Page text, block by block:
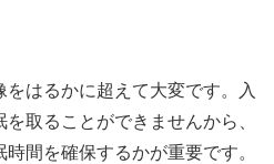
はるかに超えて大変です。入
取ることができませんから、
間を確保するかが重要です。